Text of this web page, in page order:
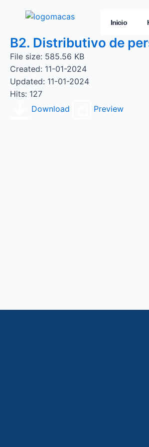
Inicio
B2. Distributivo de
File size: 585.56 KB
Created: 11-01-2024
Updated: 11-01-2024
Hits: 127
Download
Preview